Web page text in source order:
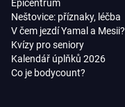
Epicentrum
Neštovice: příznaky, léčba
V čem jezdí Yamal a Mesii?
Kvízy pro seniory
Kalendář úplňků 2026
Co je bodycount?